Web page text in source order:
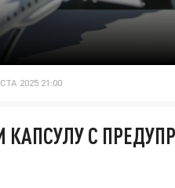
2025 21:00
С